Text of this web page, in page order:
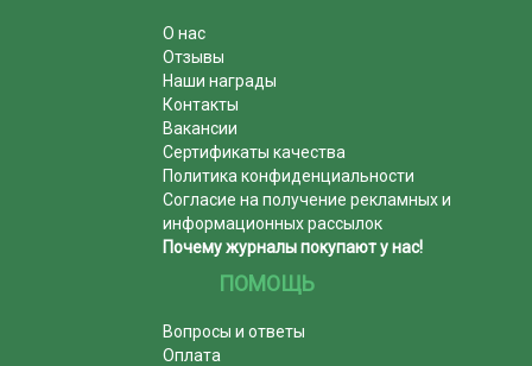
О нас
Отзывы
Наши награды
Контакты
Вакансии
Сертификаты качества
Политика конфиденциальности
Согласие на получение рекламных и
информационных рассылок
Почему журналы покупают у нас!
ПОМОЩЬ
Вопросы и ответы
Оплата